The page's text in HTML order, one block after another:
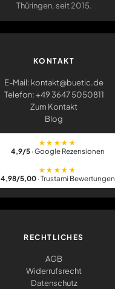
Thüringen, seit 2015.
KONTAKT
E-Mail: kontakt@buetic.de
Telefon: +49 3647 5050811
Zum Kontakt
Blog
★★★★★
4,9/5· Google Rezensionen
★★★★★
4,98/5,00· Trustami Bewertungen
RECHTLICHES
AGB
Widerrufsrecht
Datenschutz